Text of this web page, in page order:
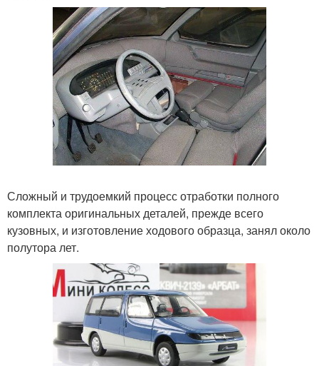
Сложный и трудоемкий процесс отработки полного
комплекта оригинальных деталей, прежде всего
кузовных, и изготовление ходового образца, занял около
полутора лет.